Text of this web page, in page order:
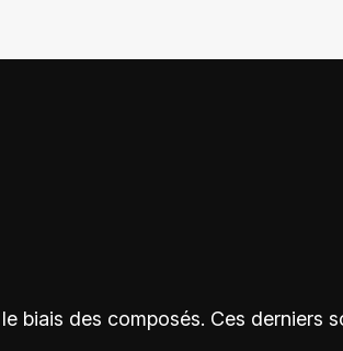
biais des composés. Ces